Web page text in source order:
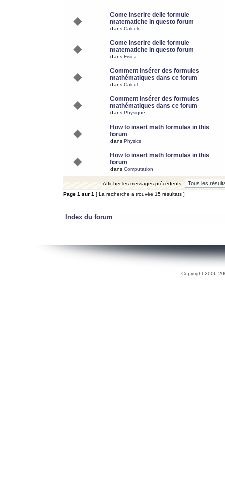
Come inserire delle formule
matematiche in questo forum
dans Calcolo
Come inserire delle formule
matematiche in questo forum
dans Fisica
Comment insérer des formules
mathématiques dans ce forum
dans Calcul
Comment insérer des formules
mathématiques dans ce forum
dans Physique
How to insert math formulas in this
forum
dans Physics
How to insert math formulas in this
forum
dans Computation
Afficher les messages précédents:
Page 1 sur 1 [ La recherche a trouvée 15 résultats ]
Index du forum
Copyright 2006-